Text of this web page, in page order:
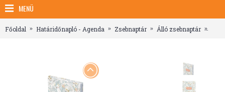
MENÜ
Főoldal Határidőnapló - Agenda Zsebnaptár Álló zsebnaptár